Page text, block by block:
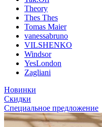
Theory
Thes Thes
Tomas Maier
vanessabruno
VILSHENKO
Windsor
YesLondon
Zagliani
Новинки
Скидки
Специальное предложение